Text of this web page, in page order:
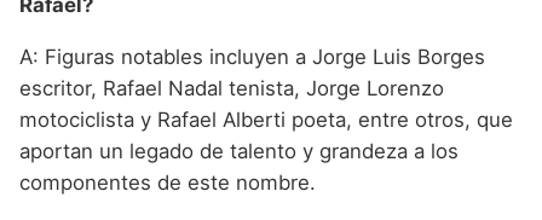
A: Figuras notables incluyen a Jorge Luis Borges
escritor, Rafael Nadal tenista, Jorge Lorenzo
motociclista y Rafael Alberti poeta, entre otros, que
aportan un legado de talento y grandeza a los
componentes de este nombre.